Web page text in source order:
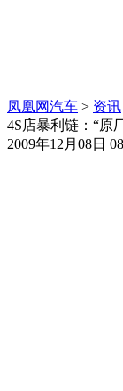
凤凰网汽车 > 资讯
4S店暴利链：“原
2009年12月08日